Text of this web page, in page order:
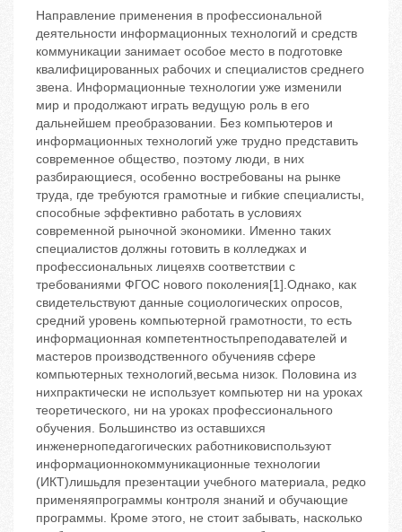
Направление применения в профессиональной
деятельности информационных технологий и средств
коммуникации занимает особое место в подготовке
квалифицированных рабочих и специалистов среднего
звена. Информационные технологии уже изменили
мир и продолжают играть ведущую роль в его
дальнейшем преобразовании. Без компьютеров и
информационных технологий уже трудно представить
современное общество, поэтому люди, в них
разбирающиеся, особенно востребованы на рынке
труда, где требуются грамотные и гибкие специалисты,
способные эффективно работать в условиях
современной рыночной экономики. Именно таких
специалистов должны готовить в колледжах и
профессиональных лицеяхв соответствии с
требованиями ФГОС нового поколения[1].Однако, как
свидетельствуют данные социологических опросов,
средний уровень компьютерной грамотности, то есть
информационная компетентностьпреподавателей и
мастеров производственного обученияв сфере
компьютерных технологий,весьма низок. Половина из
нихпрактически не использует компьютер ни на уроках
теоретического, ни на уроках профессионального
обучения. Большинство из оставшихся
инженернопедагогических работниковиспользуют
информационнокоммуникационные технологии
(ИКТ)лишьдля презентации учебного материала, редко
применяяпрограммы контроля знаний и обучающие
программы. Кроме этого, не стоит забывать, насколько